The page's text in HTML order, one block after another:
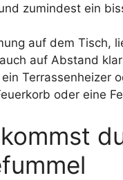
zumindest ein
auf dem Tisch,
auf Abstand
Terrassenheizer
oder eine